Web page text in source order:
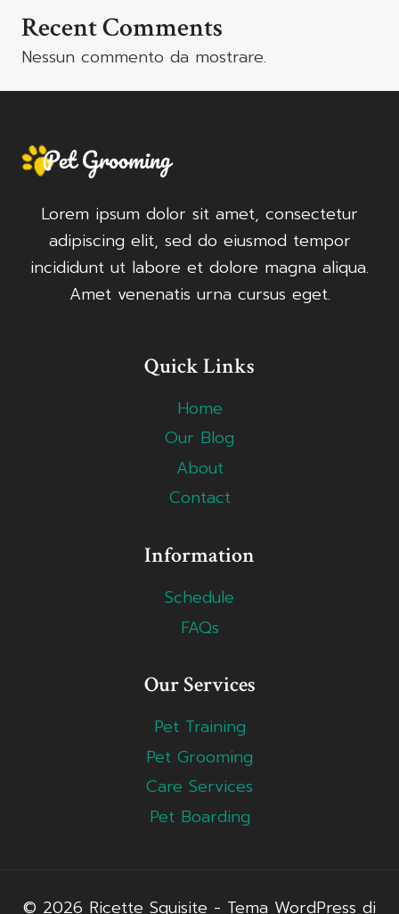
Recent Comments
Nessun commento da mostrare.
Lorem ipsum dolor sit amet, consectetur
adipiscing elit, sed do eiusmod tempor
incididunt ut labore et dolore magna aliqua.
Amet venenatis urna cursus eget.
Quick Links
Home
Our Blog
About
Contact
Information
Schedule
FAQs
Our Services
Pet Training
Pet Grooming
Care Services
Pet Boarding
© 2026 Ricette Squisite - Tema WordPress di